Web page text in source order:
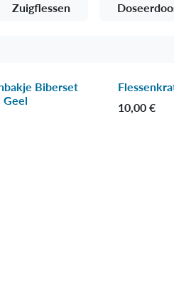
Zuigflessen
Biberset
Geel
10,00€